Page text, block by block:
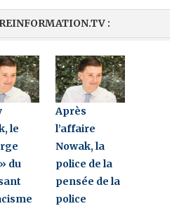
:
le
du
Après
l’affaire
Nowak, la
police de la
pensée de la
police